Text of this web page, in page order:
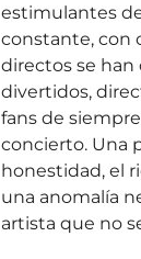
estimulantes
constante, con
directos se
divertidos,
fans de
concierto. Una
honestidad, el
una anomalía
artista que no